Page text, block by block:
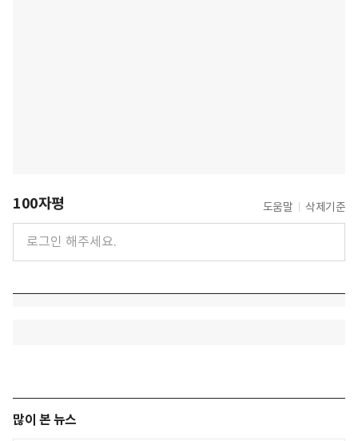
100자평 도움말 삭제기준
많이 본 뉴스